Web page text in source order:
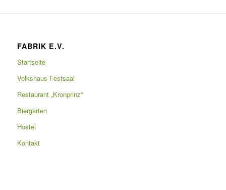
FABRIK E.V.
Startseite
Volkshaus Festsaal
Restaurant „Kronprinz“
Biergarten
Hostel
Kontakt